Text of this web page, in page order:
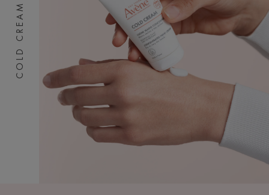
COLD CREAM